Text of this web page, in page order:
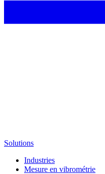
Solutions
Industries
Mesure en vibrométrie